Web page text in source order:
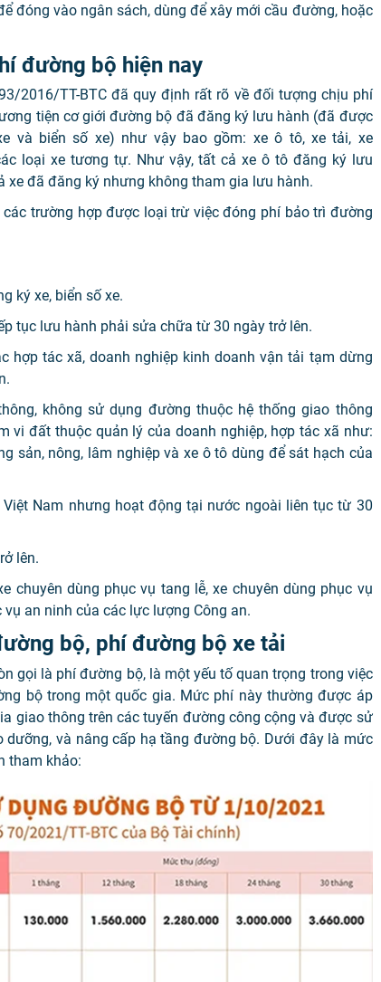
đóng vào ngân sách, dùng để xây mới cầu đường, hoặc
đường bộ hiện nay
2016/TT-BTC đã quy định rất rõ về đối tượng chịu phí
tiện cơ giới đường bộ đã đăng ký lưu hành (đã được
và biển số xe) như vậy bao gồm: xe ô tô, xe tải, xe
loại xe tương tự. Như vậy, tất cả xe ô tô đăng ký lưu
xe đã đăng ký nhưng không tham gia lưu hành.
trường hợp được loại trừ việc đóng phí bảo trì đường
ký xe, biển số xe.
tục lưu hành phải sửa chữa từ 30 ngày trở lên.
hợp tác xã, doanh nghiệp kinh doanh vận tải tạm dừng
không sử dụng đường thuộc hệ thống giao thông
vi đất thuộc quản lý của doanh nghiệp, hợp tác xã như:
sản, nông, lâm nghiệp và xe ô tô dùng để sát hạch của
Nam nhưng hoạt động tại nước ngoài liên tục từ 30
lên.
chuyên dùng phục vụ tang lễ, xe chuyên dùng phục vụ
an ninh của các lực lượng Công an.
bộ, phí đường bộ xe tải
gọi là phí đường bộ, là một yếu tố quan trọng trong việc
bộ trong một quốc gia. Mức phí này thường được áp
giao thông trên các tuyến đường công cộng và được sử
dưỡng, và nâng cấp hạ tầng đường bộ. Dưới đây là mức
tham khảo: